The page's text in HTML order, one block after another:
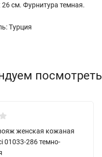
см. Фурнитура темная.
Турция
посмотреть
женская кожаная
01033-286 темно-